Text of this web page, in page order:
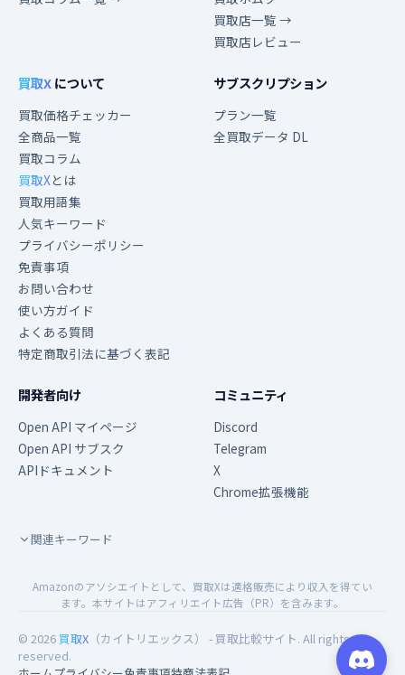
買取店一覧 →
買取店レビュー
買取Xについて
買取価格チェッカー
全商品一覧
買取コラム
買取Xとは
買取用語集
人気キーワード
プライバシーポリシー
免責事項
お問い合わせ
使い方ガイド
よくある質問
特定商取引法に基づく表記
サブスクリプション
プラン一覧
全買取データ DL
開発者向け
Open API マイページ
Open API サブスク
APIドキュメント
コミュニティ
Discord
Telegram
X
Chrome拡張機能
関連キーワード
Amazonのアソシエイトとして、買取Xは適格販売により収入を得てい
ます。本サイトはアフィリエイト広告（PR）を含みます。
© 2026 買取X （カイトリエックス） - 買取比較サイト. All rights
reserved.